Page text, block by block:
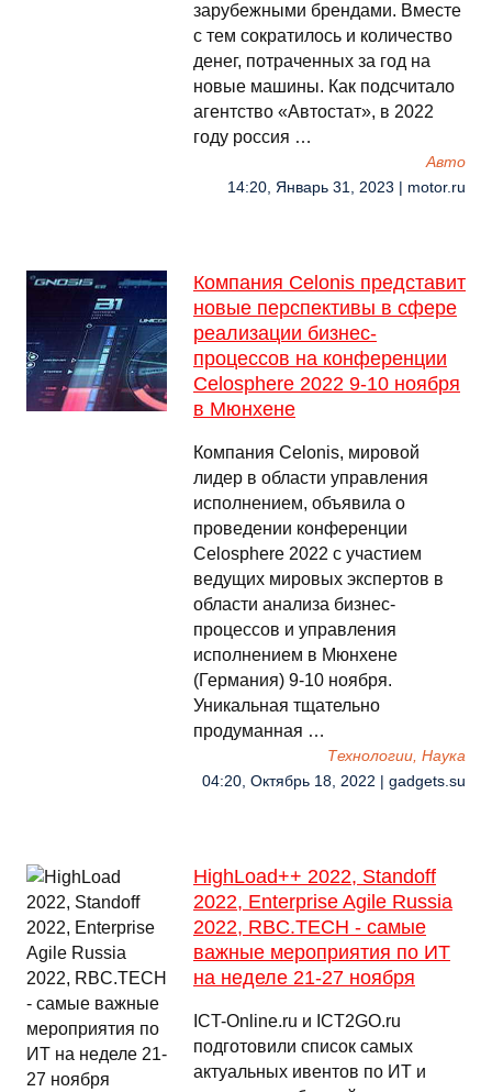
зарубежными брендами. Вместе
с тем сократилось и количество
денег, потраченных за год на
новые машины. Как подсчитало
агентство «Автостат», в 2022
году россия …
Авто
14:20, Январь 31, 2023 | motor.ru
Компания Celonis представит
новые перспективы в сфере
реализации бизнес-
процессов на конференции
Celosphere 2022 9-10 ноября
в Мюнхене
Компания Celonis, мировой
лидер в области управления
исполнением, объявила о
проведении конференции
Celosphere 2022 с участием
ведущих мировых экспертов в
области анализа бизнес-
процессов и управления
исполнением в Мюнхене
(Германия) 9-10 ноября.
Уникальная тщательно
продуманная …
Технологии, Наука
04:20, Октябрь 18, 2022 | gadgets.su
HighLoad++ 2022, Standoff
2022, Enterprise Agile Russia
2022, RBC.TECH - самые
важные мероприятия по ИТ
на неделе 21-27 ноября
ICT-Online.ru и ICT2GO.ru
подготовили список самых
актуальных ивентов по ИТ и